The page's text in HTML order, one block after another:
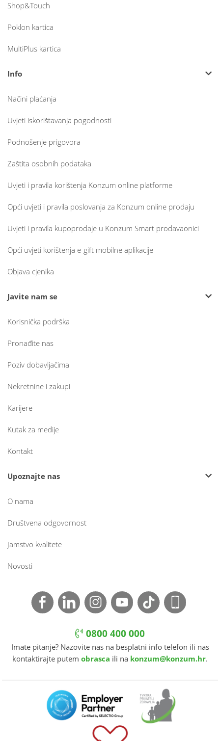
Shop&Touch
Poklon kartica
MultiPlus kartica
Info
Načini plaćanja
Uvjeti iskorištavanja pogodnosti
Podnošenje prigovora
Zaštita osobnih podataka
Uvjeti i pravila korištenja Konzum online platforme
Opći uvjeti i pravila poslovanja za Konzum online prodaju
Uvjeti i pravila kupoprodaje u Konzum Smart prodavaonici
Opći uvjeti korištenja e-gift mobilne aplikacije
Objava cjenika
Javite nam se
Korisnička podrška
Pronađite nas
Poziv dobavljačima
Nekretnine i zakupi
Karijere
Kutak za medije
Kontakt
Upoznajte nas
O nama
Društvena odgovornost
Jamstvo kvalitete
Novosti
0800 400 000
Imate pitanje? Nazovite nas na besplatni info telefon ili nas
kontaktirajte putem obrasca ili na konzum@konzum.hr.